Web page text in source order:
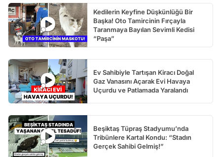
Kedilerin Keyfine Düşkünlüğü Bir
Başka! Oto Tamircinin Fırçayla
Taranmaya Bayılan Sevimli Kedisi
“Paşa”
Ev Sahibiyle Tartışan Kiracı Doğal
Gaz Vanasını Açarak Evi Havaya
Uçurdu ve Patlamada Yaralandı
Beşiktaş Tüpraş Stadyumu’nda
Tribünlere Kartal Kondu: “Stadın
Gerçek Sahibi Gelmiş!”